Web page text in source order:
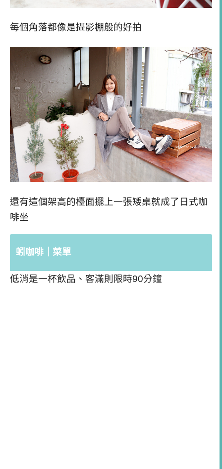
每個角落都像是攝影棚般的好拍
還有這個架高的檯面擺上一張矮桌就成了日式咖
啡坐
蚓咖啡｜菜單
低消是一杯飲品、客滿則限時90分鐘